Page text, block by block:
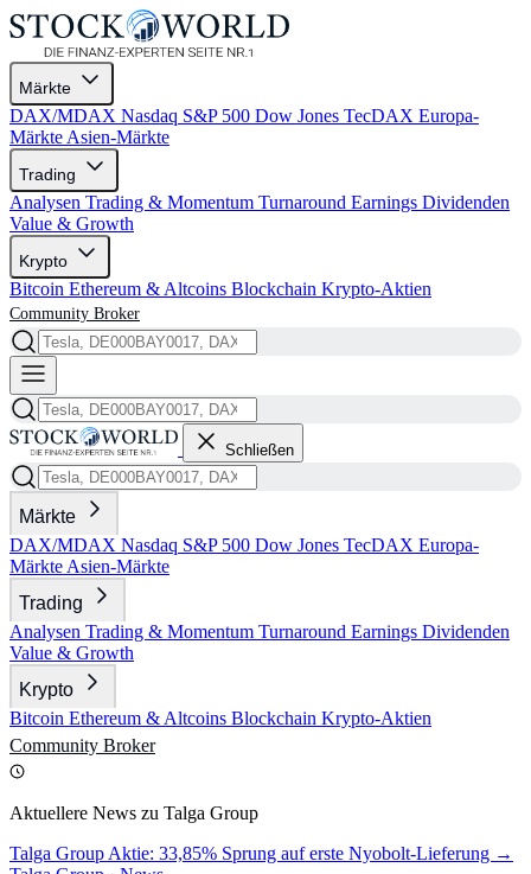
Märkte
DAX/MDAX Nasdaq S&P 500 Dow Jones TecDAX Europa-
Märkte Asien-Märkte
Trading
Analysen Trading & Momentum Turnaround Earnings Dividenden
Value & Growth
Krypto
Bitcoin Ethereum & Altcoins Blockchain Krypto-Aktien
Community Broker
Schließen
Märkte
DAX/MDAX Nasdaq S&P 500 Dow Jones TecDAX Europa-
Märkte Asien-Märkte
Trading
Analysen Trading & Momentum Turnaround Earnings Dividenden
Value & Growth
Krypto
Bitcoin Ethereum & Altcoins Blockchain Krypto-Aktien
Community Broker
Aktuellere News zu Talga Group
Talga Group Aktie: 33,85% Sprung auf erste Nyobolt-Lieferung →